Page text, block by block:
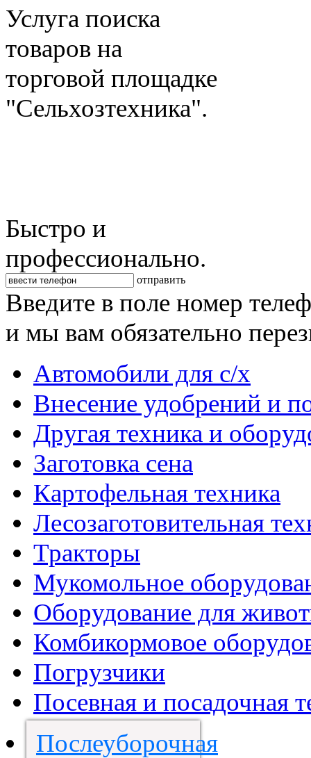
Услуга поиска
товаров на
торговой площадке
"Сельхозтехника".
Быстро и
профессионально.
отправить
Введите в поле номер
и мы вам обязательно
Автомобили для с/х
Внесение удобрений и
Другая техника и
Заготовка сена
Картофельная техника
Лесозаготовительная
Тракторы
Мукомольное
Оборудование для
Комбикормовое
Погрузчики
Посевная и посадочная
Послеуборочная